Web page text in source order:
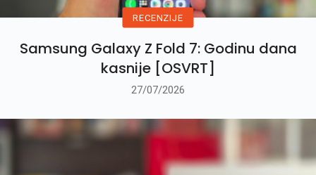
RECENZIJE
Samsung Galaxy Z Fold 7: Godinu dana
kasnije [OSVRT]
27/07/2026